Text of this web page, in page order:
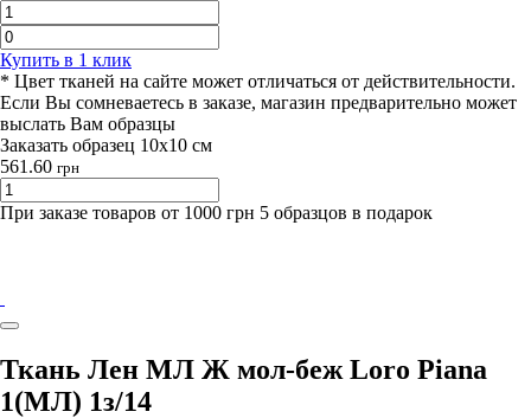
Купить в 1 клик
* Цвет тканей на сайте может отличаться от действительности.
Если Вы сомневаетесь в заказе, магазин предварительно может
выслать Вам образцы
Заказать образец 10х10 см
561.60 грн
При заказе товаров от 1000 грн 5 образцов в подарок
Ткань Лен МЛ Ж мол-беж Loro Pianа
1(МЛ) 1з/14